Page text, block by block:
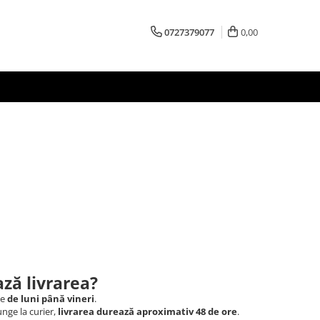
0727379077 0,00
livrarea?
de luni până vineri.
la curier, livrarea durează aproximativ 48 de ore.